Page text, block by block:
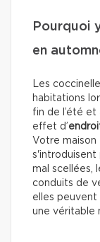
Pourquoi
en
Les
habitations
fin de l’été et
effet d’
Votre maison
s'introduisent
mal scellées,
conduits de
elles peuvent
une véritable